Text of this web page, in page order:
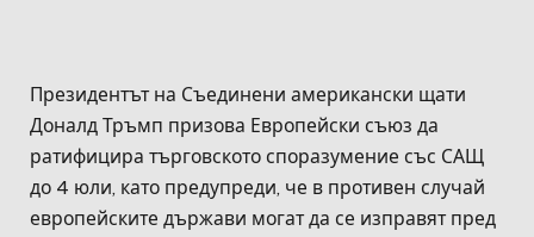
Президентът на Съединени американски щати
Доналд Тръмп призова Европейски съюз да
ратифицира търговското споразумение със САЩ
до 4 юли, като предупреди, че в противен случай
европейските държави могат да се изправят пред